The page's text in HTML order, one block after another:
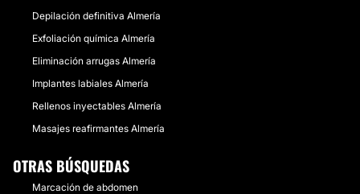
Depilación definitiva Almería
Exfoliación química Almería
Eliminación arrugas Almería
Implantes labiales Almería
Rellenos inyectables Almería
Masajes reafirmantes Almería
OTRAS BÚSQUEDAS
Marcación de abdomen